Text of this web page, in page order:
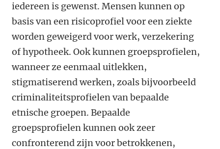
iedereen is gewenst. Mensen kunnen op
basis van een risicoprofiel voor een ziekte
worden geweigerd voor werk, verzekering
of hypotheek. Ook kunnen groepsprofielen,
wanneer ze eenmaal uitlekken,
stigmatiserend werken, zoals bijvoorbeeld
criminaliteitsprofielen van bepaalde
etnische groepen. Bepaalde
groepsprofielen kunnen ook zeer
confronterend zijn voor betrokkenen,